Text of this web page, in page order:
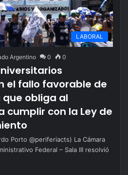
LABORAL
Argentino 0 0
el fallo favorable de
obliga al
cumplir con la Ley de
Porto @periferiacts) La Cámara
Federal – Sala III resolvió